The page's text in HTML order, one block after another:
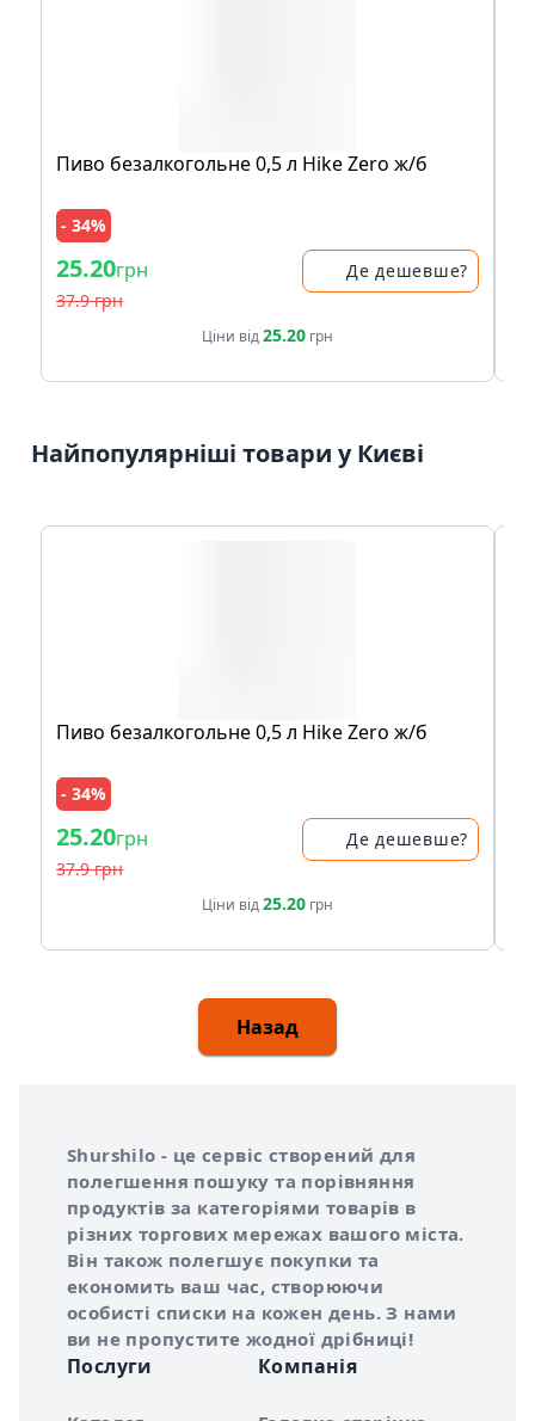
Пиво безалкогольне 0,5 л Hike Zero ж/б
- 34%
25.20грн
37.9 грн
Де дешевше?
Ціни від25.20 грн
Найпопулярніші товари у Києві
Пиво безалкогольне 0,5 л Hike Zero ж/б
- 34%
25.20грн
37.9 грн
Де дешевше?
Ціни від25.20 грн
Назад
Про сервіс Shurshilo
Shurshilo - це сервіс створений для
полегшення пошуку та порівняння
продуктів за категоріями товарів в
різних торгових мережах вашого міста.
Він також полегшує покупки та
економить ваш час, створюючи
особисті списки на кожен день. З нами
ви не пропустите жодної дрібниці!
Послуги Компанія